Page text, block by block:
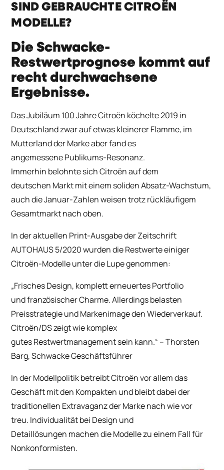
SIND GEBRAUCHTE CITROËN
MODELLE?
Die Schwacke-
Restwertprognose kommt auf
recht durchwachsene
Ergebnisse.
Das Jubiläum 100 Jahre Citroën köchelte 2019 in
Deutschland zwar auf etwas kleinerer Flamme, im
Mutterland der Marke aber fand es
angemessene Publikums-Resonanz.
Immerhin belohnte sich Citroën auf dem
deutschen Markt mit einem soliden Absatz-Wachstum,
auch die Januar-Zahlen weisen trotz rückläufigem
Gesamtmarkt nach oben.
In der aktuellen Print-Ausgabe der Zeitschrift
AUTOHAUS 5/2020 wurden die Restwerte einiger
Citroën-Modelle unter die Lupe genommen:
„Frisches Design, komplett erneuertes Portfolio
und französischer Charme. Allerdings belasten
Preisstrategie und Markenimage den Wiederverkauf.
Citroën/DS zeigt wie komplex
gutes Restwertmanagement sein kann.“ –Thorsten
Barg, Schwacke Geschäftsführer
In der Modellpolitik betreibt Citroën vor allem das
Geschäft mit den Kompakten und bleibt dabei der
traditionellen Extravaganz der Marke nach wie vor
treu. Individualität bei Design und
Detaillösungen machen die Modelle zu einem Fall für
Nonkonformisten.